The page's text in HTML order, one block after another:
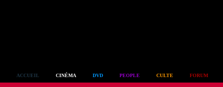
ACCUEIL CINÉMA DVD PEOPLE CULTE FORUM